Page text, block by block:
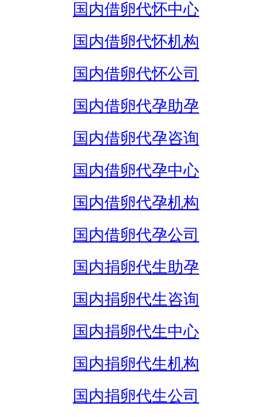
国内借卵代怀中心
国内借卵代怀机构
国内借卵代怀公司
国内借卵代孕助孕
国内借卵代孕咨询
国内借卵代孕中心
国内借卵代孕机构
国内借卵代孕公司
国内捐卵代生助孕
国内捐卵代生咨询
国内捐卵代生中心
国内捐卵代生机构
国内捐卵代生公司